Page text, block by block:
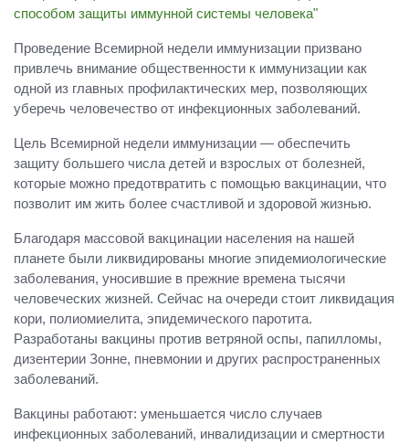
Проведение Всемирной недели иммунизации призвано
привлечь внимание общественности к иммунизации как
одной из главных профилактических мер, позволяющих
уберечь человечество от инфекционных заболеваний.
Цель Всемирной недели иммунизации — обеспечить
защиту большего числа детей и взрослых от болезней,
которые можно предотвратить с помощью вакцинации, что
позволит им жить более счастливой и здоровой жизнью.
Благодаря массовой вакцинации населения на нашей
планете были ликвидированы многие эпидемиологические
заболевания, уносившие в прежние времена тысячи
человеческих жизней. Сейчас на очереди стоит ликвидация
кори, полиомиелита, эпидемического паротита.
Разработаны вакцины против ветряной оспы, папилломы,
дизентерии Зонне, пневмонии и других распространенных
заболеваний.
Вакцины работают: уменьшается число случаев
инфекционных заболеваний, инвалидизации и смертности